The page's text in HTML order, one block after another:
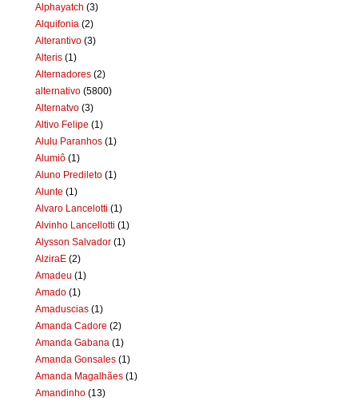
Alphayatch (3)
Alquifonia (2)
Alterantivo (3)
Alteris (1)
Alternadores (2)
alternativo (5800)
Alternatvo (3)
Altivo Felipe (1)
Alulu Paranhos (1)
Alumiô (1)
Aluno Predileto (1)
Alunte (1)
Alvaro Lancelotti (1)
Alvinho Lancellotti (1)
Alysson Salvador (1)
AlziraE (2)
Amadeu (1)
Amado (1)
Amaduscias (1)
Amanda Cadore (2)
Amanda Gabana (1)
Amanda Gonsales (1)
Amanda Magalhães (1)
Amandinho (13)